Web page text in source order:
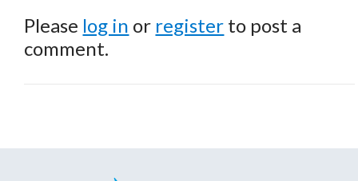
Please log in or register to post a
comment.